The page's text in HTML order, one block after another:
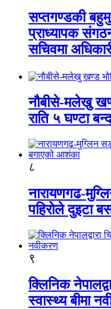
सप्तगण्डकी
प्राध्यापक
सचिवमा
नौबीसे-मलेखु
राति ५ घण्टा
८
नारायणगढ-
पहिरोले दुइटा
९
क्लिनिक
स्वास्थ्य बीमा